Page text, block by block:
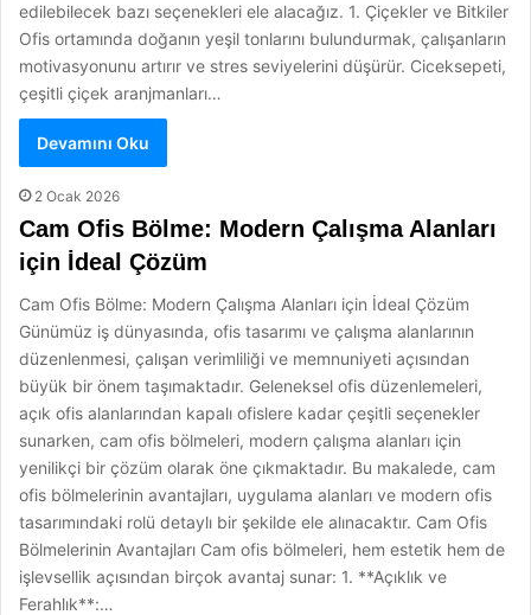
edilebilecek bazı seçenekleri ele alacağız. 1. Çiçekler ve Bitkiler
Ofis ortamında doğanın yeşil tonlarını bulundurmak, çalışanların
motivasyonunu artırır ve stres seviyelerini düşürür. Ciceksepeti,
çeşitli çiçek aranjmanları…
Devamını Oku
2 Ocak 2026
Cam Ofis Bölme: Modern Çalışma Alanları
için İdeal Çözüm
Cam Ofis Bölme: Modern Çalışma Alanları için İdeal Çözüm
Günümüz iş dünyasında, ofis tasarımı ve çalışma alanlarının
düzenlenmesi, çalışan verimliliği ve memnuniyeti açısından
büyük bir önem taşımaktadır. Geleneksel ofis düzenlemeleri,
açık ofis alanlarından kapalı ofislere kadar çeşitli seçenekler
sunarken, cam ofis bölmeleri, modern çalışma alanları için
yenilikçi bir çözüm olarak öne çıkmaktadır. Bu makalede, cam
ofis bölmelerinin avantajları, uygulama alanları ve modern ofis
tasarımındaki rolü detaylı bir şekilde ele alınacaktır. Cam Ofis
Bölmelerinin Avantajları Cam ofis bölmeleri, hem estetik hem de
işlevsellik açısından birçok avantaj sunar: 1. **Açıklık ve
Ferahlık**:…